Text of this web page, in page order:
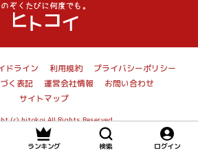
ランキング 検索 ログイン
ドライン 利用規約
プライバシーポリシー
く表記
運営会社情報
お問い合わせ
サイトマップ
(c) hitokoi All Rights Reserved.